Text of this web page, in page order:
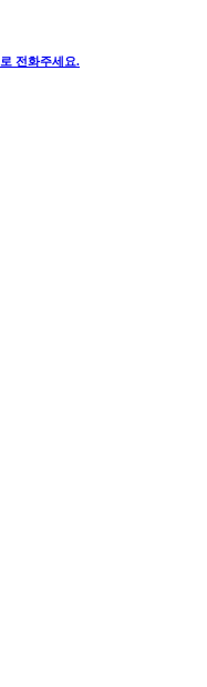
로 전화주세요.